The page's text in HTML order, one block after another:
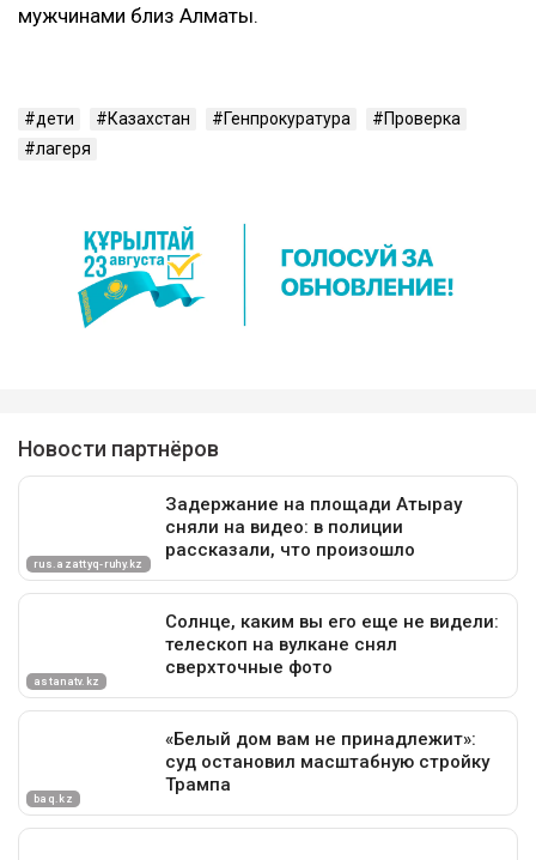
мужчинами близ Алматы.
дети Казахстан Генпрокуратура
Проверка
лагеря